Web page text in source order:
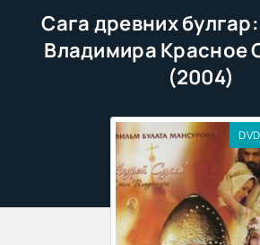
Сага древних
Владимира Красное
(2004)